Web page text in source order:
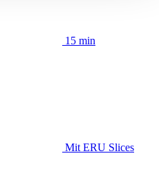
15 min
Mit ERU Slices